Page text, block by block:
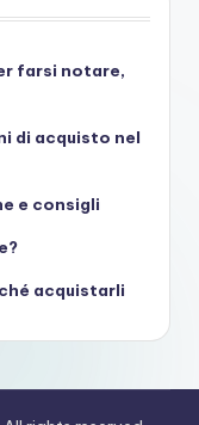
farsi notare,
di acquisto nel
e consigli
acquistarli